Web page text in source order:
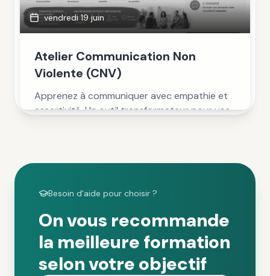
vendredi 19 juin
Atelier Communication Non
Violente (CNV)
Apprenez à communiquer avec empathie et
assertivité. Un outil transformateur pour vos
Besoin d'aide pour choisir ?
On vous recommande
la meilleure formation
selon votre objectif